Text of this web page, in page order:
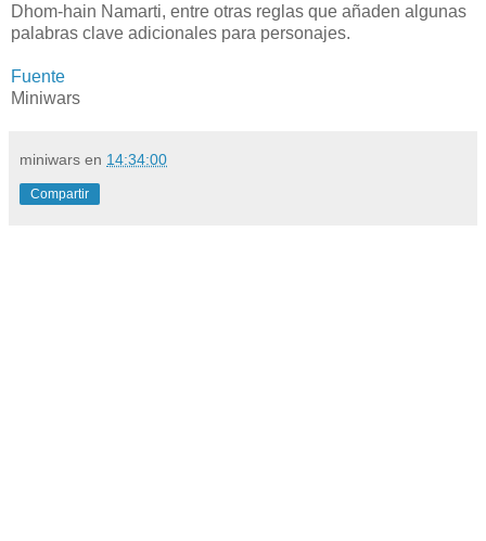
Dhom-hain Namarti, entre otras reglas que añaden algunas
palabras clave adicionales para personajes.
Fuente
Miniwars
miniwars en 14:34:00
Compartir